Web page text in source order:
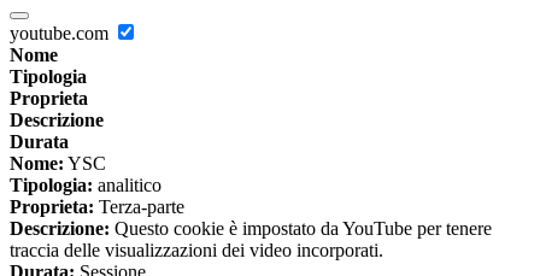
youtube.com
Nome
Tipologia
Proprieta
Descrizione
Durata
Nome: YSC
Tipologia: analitico
Proprieta: Terza-parte
Descrizione: Questo cookie è impostato da YouTube per tenere
traccia delle visualizzazioni dei video incorporati.